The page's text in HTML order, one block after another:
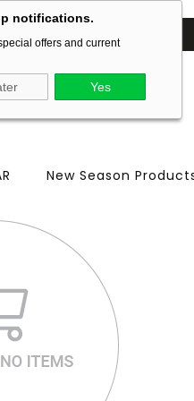
notifications.
offers and current
Yes
ÜCRETSİZ KARGO
New Season